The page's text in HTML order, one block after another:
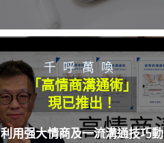
千呼萬喚
「高情商溝通術」
現已推出！
利用强大情商及一流溝通技巧動